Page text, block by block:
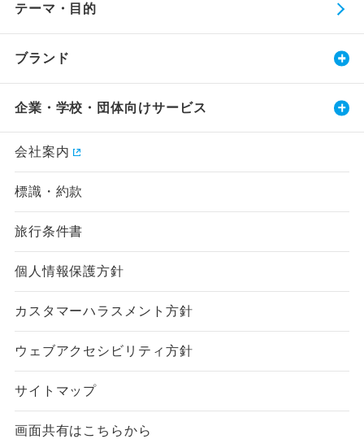
テーマ・目的
ブランド
企業・学校・団体向けサービス
会社案内
標識・約款
旅行条件書
個人情報保護方針
カスタマーハラスメント方針
ウェブアクセシビリティ方針
サイトマップ
画面共有はこちらから